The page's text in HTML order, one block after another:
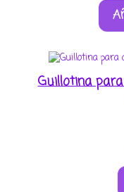
Guillotina